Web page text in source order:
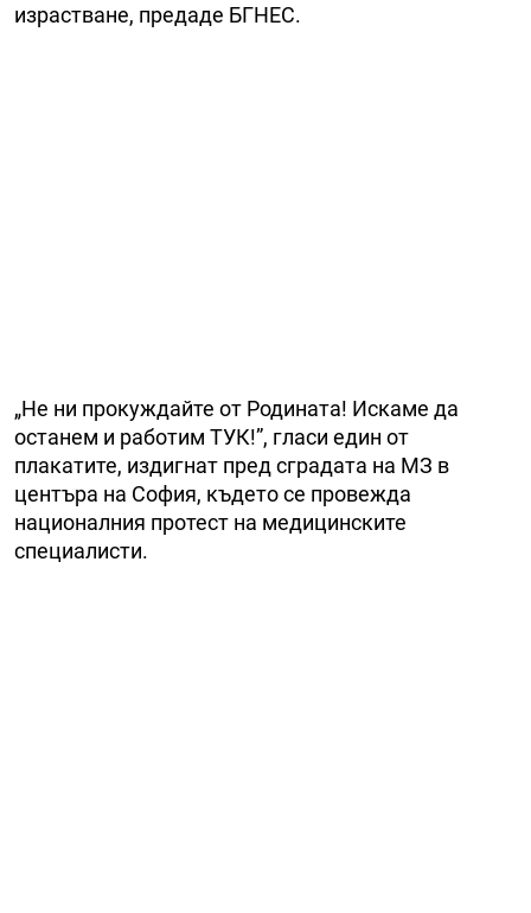
израстване, предаде БГНЕС.
„Не ни прокуждайте от Родината! Искаме да
останем и работим ТУК!”, гласи един от
плакатите, издигнат пред сградата на МЗ в
центъра на София, където се провежда
националния протест на медицинските
специалисти.